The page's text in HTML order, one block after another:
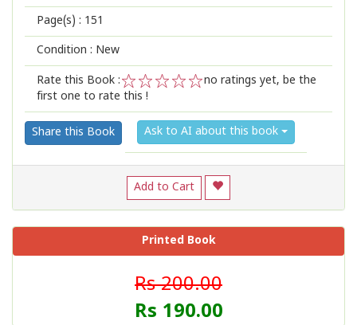
Page(s) : 151
Condition : New
Rate this Book :
2
1
no ratings yet, be the
first one to rate this !
Share this Book Ask to AI about this book
Add to Cart
Printed Book
Rs 200.00
Rs 190.00